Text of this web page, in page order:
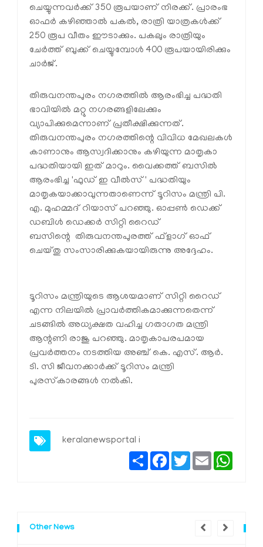
ചെയ്യുന്നവർക്ക് 350 രൂപയാണ് നിരക്ക്. പ്രാരംഭ
ഓഫർ കഴിഞ്ഞാൽ പകൽ, രാത്രി യാത്രകൾക്ക്
250 രൂപ വീതം ഈടാക്കും. പകലും രാത്രിയും
ചേർത്ത് ബുക്ക് ചെയ്യുമ്പോൾ 400 രൂപയായിരിക്കും
ചാർജ്.
തിരുവനന്തപുരം നഗരത്തിൽ ആരംഭിച്ച പദ്ധതി
ഭാവിയിൽ മറ്റു നഗരങ്ങളിലേക്കും
വ്യാപിക്കുമെന്നാണ് പ്രതീക്ഷിക്കുന്നത്.
തിരുവനന്തപുരം നഗരത്തിന്റെ വിവിധ മേഖലകൾ
കാണാനും ആസ്വദിക്കാനും കഴിയുന്ന മാതൃകാ
പദ്ധതിയായി ഇത് മാറും. വൈക്കത്ത് ബസിൽ
ആരംഭിച്ച 'ഫുഡ് ഇ വീൽസ്' പദ്ധതിയും
മാതൃകയാക്കാവുന്നതാണെന്ന് ടൂറിസം മന്ത്രി പി.
എ. മുഹമ്മദ് റിയാസ് പറഞ്ഞു. ഓപ്പൺ ഡെക്ക്
ഡബിൾ ഡെക്കർ സിറ്റി റൈഡ്
ബസിന്റെ തിരുവനന്തപുരത്ത് ഫ്‌ളാഗ് ഓഫ്
ചെയ്തു സംസാരിക്കുകയായിരുന്നു അദ്ദേഹം.
ടൂറിസം മന്ത്രിയുടെ ആശയമാണ് സിറ്റി റൈഡ്
എന്ന നിലയിൽ പ്രാവർത്തികമാക്കുന്നതെന്ന്
ചടങ്ങിൽ അധ്യക്ഷത വഹിച്ച ഗതാഗത മന്ത്രി
ആന്റണി രാജു പറഞ്ഞു. മാതൃകാപരപമായ
പ്രവർത്തനം നടത്തിയ അഞ്ച് കെ. എസ്. ആർ.
ടി. സി ജീവനക്കാർക്ക് ടൂറിസം മന്ത്രി
പുരസ്‌കാരങ്ങൾ നൽകി.
keralanewsportal i
ShareFacebook
TwitterEmail
Other News